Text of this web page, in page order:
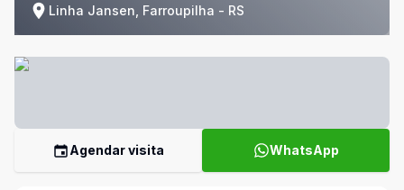
Linha Jansen, Farroupilha - RS
Agendar visita WhatsApp